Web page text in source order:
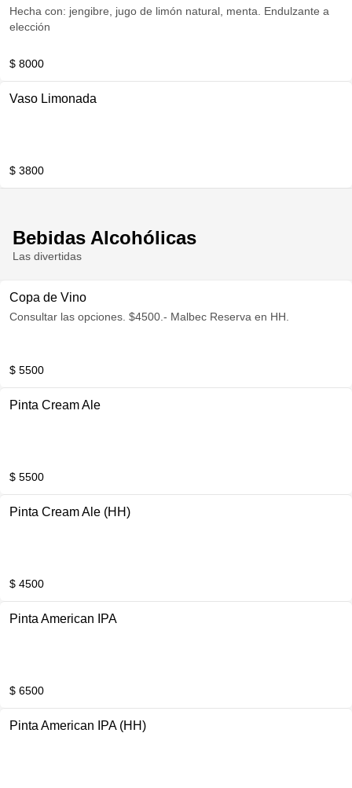
Hecha con: jengibre, jugo de limón natural, menta. Endulzante a
elección
$ 8000
Vaso Limonada
$ 3800
Bebidas Alcohólicas
Las divertidas
Copa de Vino
Consultar las opciones. $4500.- Malbec Reserva en HH.
$ 5500
Pinta Cream Ale
$ 5500
Pinta Cream Ale (HH)
$ 4500
Pinta American IPA
$ 6500
Pinta American IPA (HH)